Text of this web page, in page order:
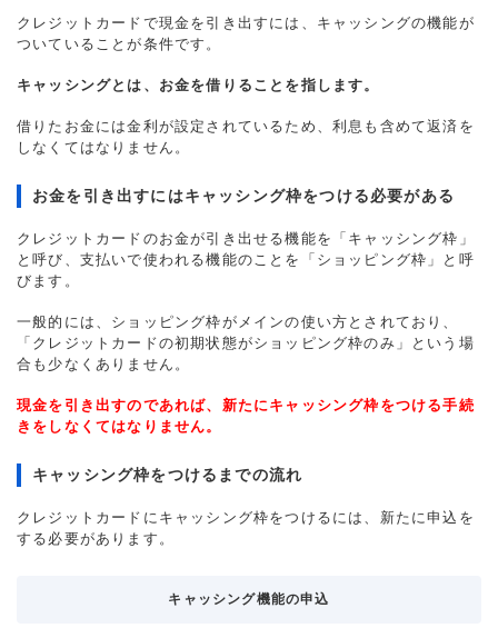
クレジットカードで現金を引き出すには、キャッシングの機能が
ついていることが条件です。
キャッシングとは、お金を借りることを指します。
借りたお金には金利が設定されているため、利息も含めて返済を
しなくてはなりません。
お金を引き出すにはキャッシング枠をつける必要がある
クレジットカードのお金が引き出せる機能を「キャッシング枠」
と呼び、支払いで使われる機能のことを「ショッピング枠」と呼
びます。
一般的には、ショッピング枠がメインの使い方とされており、
「クレジットカードの初期状態がショッピング枠のみ」という場
合も少なくありません。
現金を引き出すのであれば、新たにキャッシング枠をつける手続
きをしなくてはなりません。
キャッシング枠をつけるまでの流れ
クレジットカードにキャッシング枠をつけるには、新たに申込を
する必要があります。
キャッシング機能の申込